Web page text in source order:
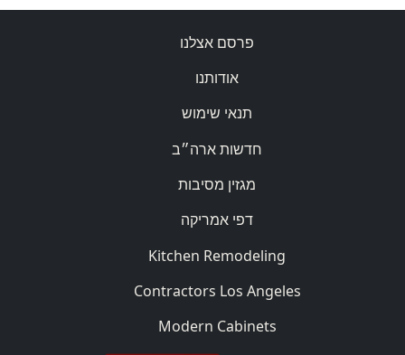
פרסם אצלנו
אודותנו
תנאי שימוש
חדשות ארה״ב
מגזין מסיבות
דפי אמריקה
Kitchen Remodeling
Contractors Los Angeles
Modern Cabinets